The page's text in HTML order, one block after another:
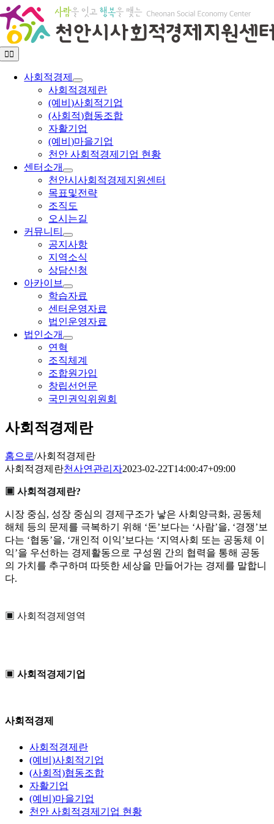
콘
텐
츠
로
건
Toggle
Navigation
사회적경제
사회적경제란
(예비)사회적기업
(사회적)협동조합
자활기업
(예비)마을기업
천안 사회적경제기업 현황
센터소개
천안시사회적경제지원센터
목표및전략
조직도
오시는길
커뮤니티
공지사항
지역소식
상담신청
아카이브
학습자료
센터운영자료
법인운영자료
법인소개
연혁
조직체계
조합원가입
창립선언문
국민권익위원회
사회적경제란
홈으로/사회적경제란
사회적경제란천사연관리자2023-02-22T14:00:47+09:00
▣ 사회적경제란?
시장 중심, 성장 중심의 경제구조가 낳은 사회양극화, 공동체
해체 등의 문제를 극복하기 위해 ‘돈’보다는 ‘사람’을, ‘경쟁’보
다는 ‘협동’을, ‘개인적 이익’보다는 ‘지역사회 또는 공동체 이
익’을 우선하는 경제활동으로 구성원 간의 협력을 통해 공동
의 가치를 추구하며 따뜻한 세상을 만들어가는 경제를 말합니
다.
▣ 사회적경제영역
▣ 사회적경제기업
사회적경제
사회적경제란
(예비)사회적기업
(사회적)협동조합
자활기업
(예비)마을기업
천안 사회적경제기업 현황